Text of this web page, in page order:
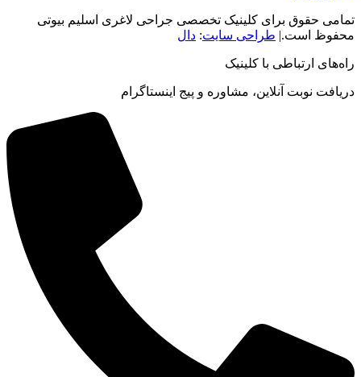
تمامی حقوق برای کلینیک تخصصی جراحی لاغری اسلیم بیوتی
محفوظ است.| طراحی سایت: دال
راه‌های ارتباطی با کلینیک
دریافت نوبت‌ آنلاین، مشاوره و پیج اینستاگرام